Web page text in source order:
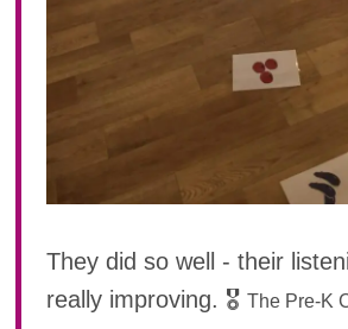
They did so well - their
really improving. 🎖️ The Pre-K